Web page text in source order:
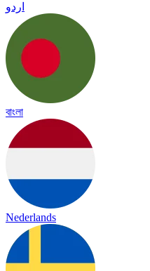
اردو
বাংলা
Nederlands